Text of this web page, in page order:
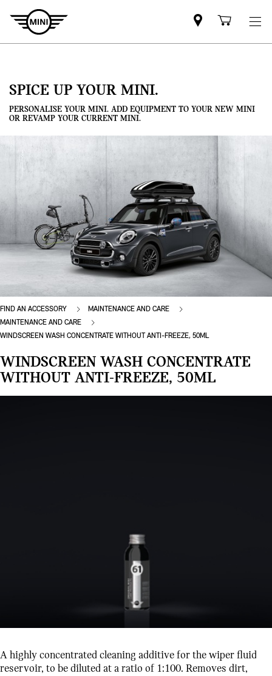
Mini
dealercart
SPICE UP YOUR MINI.
PERSONALISE YOUR MINI. ADD EQUIPMENT TO YOUR NEW MINI
OR REVAMP YOUR CURRENT MINI.
FIND AN ACCESSORY
MAINTENANCE AND CARE
MAINTENANCE AND CARE
WINDSCREEN WASH CONCENTRATE WITHOUT ANTI-FREEZE, 50ML
WINDSCREEN WASH CONCENTRATE
WITHOUT ANTI-FREEZE, 50ML
A highly concentrated cleaning additive for the wiper fluid
reservoir, to be diluted at a ratio of 1:100. Removes dirt,